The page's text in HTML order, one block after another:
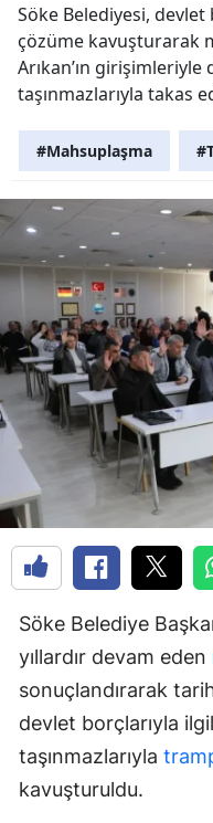
Söke Belediyesi,
çözüme kavuşturarak
Arıkan’ın
taşınmazlarıyla takas
#Mahsuplaşma
Söke Belediye
yıllardır devam eden
sonuçlandırarak
devlet borçlarıyla
taşınmazlarıyla
kavuşturuldu.